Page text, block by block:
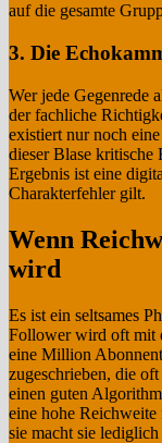
auf die gesamte
3. Die
Wer jede Gegenrede
der fachliche
existiert nur noch
dieser Blase
Ergebnis ist eine
Charakterfehler gilt.
Wenn
wird
Es ist ein seltsames
Follower wird oft mit
eine Million
zugeschrieben, die
einen guten
eine hohe
sie macht sie